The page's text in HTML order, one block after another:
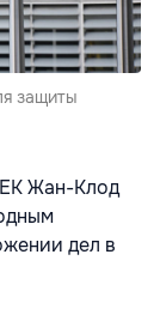
защиты
ЕК Жан-Клод
дел в